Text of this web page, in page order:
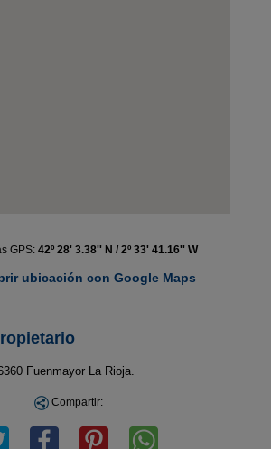
GPS: 42º 28' 3.38'' N / 2º 33' 41.16'' W
ubicación con Google Maps
Fuenmayor La Rioja.
Compartir: